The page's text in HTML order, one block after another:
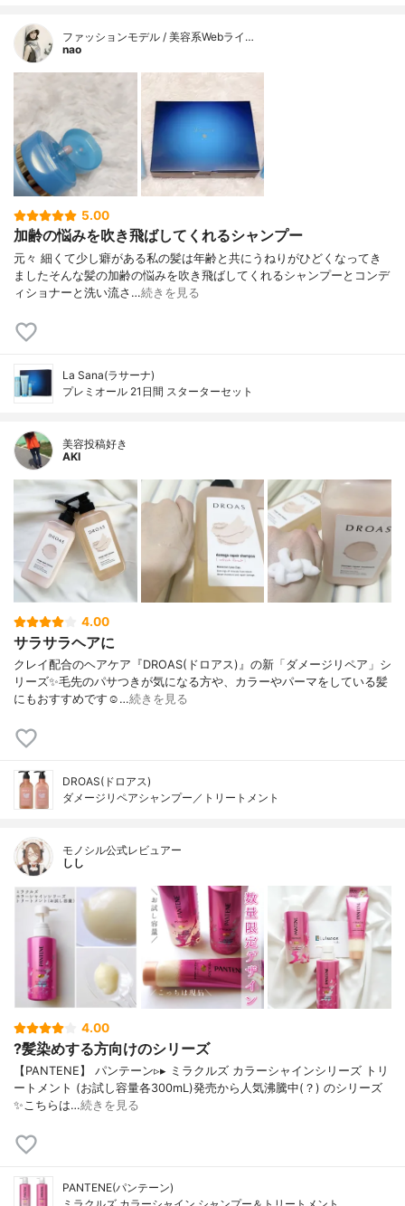
ファッションモデル / 美容系Webライ…
nao
5.00
加齢の悩みを吹き飛ばしてくれるシャンプー
元々 細くて 少し癖がある私の髪は 年齢と共にうねりがひどくなってき
ました そんな髪の加齢の悩みを 吹き飛ばしてくれるシャンプーと コンデ
ィショナーと洗い流さ…続きを見る
La Sana(ラサーナ)
プレミオール 21日間 スターターセット
美容投稿好き
AKI
4.00
サラサラヘアに
クレイ配合のヘアケア『DROAS(ドロアス)』の新「ダメージリペア」シ
リーズ ✨ 毛先のパサつきが気になる方や、カラーやパーマをしている髪
にもおすすめです☺️ …続きを見る
DROAS(ドロアス)
ダメージリペアシャンプー／トリートメント
モノシル公式レビュアー
しし
4.00
?髪染めする方向けのシリーズ
【PANTENE】 パンテーン▹▸ ミラクルズ カラーシャインシリーズ トリ
ートメント (お試し容量各300mL)発売から人気沸騰中(？) のシリーズ
✨こちらは…続きを見る
PANTENE(パンテーン)